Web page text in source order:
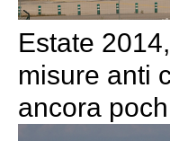
Estate
misure anti
ancora